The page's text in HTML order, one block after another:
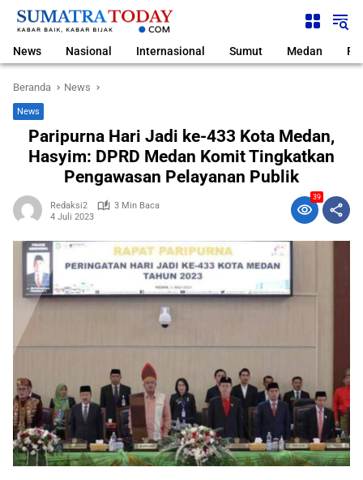
Langsung
News Nasional Internasional Sumut Medan
Beranda News
News
Paripurna Hari Jadi ke-433 Kota Medan,
Hasyim: DPRD Medan Komit Tingkatkan
Pengawasan Pelayanan Publik
Redaksi2
3 Min Baca
4 Juli 2023
39